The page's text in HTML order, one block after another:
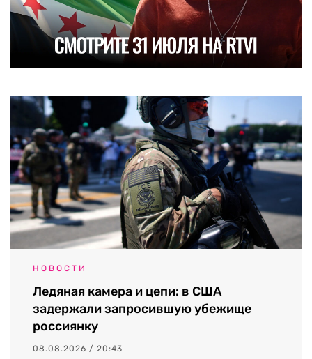
НОВОСТИ
Ледяная камера и цепи: в США
задержали запросившую убежище
россиянку
08.08.2026 / 20:43